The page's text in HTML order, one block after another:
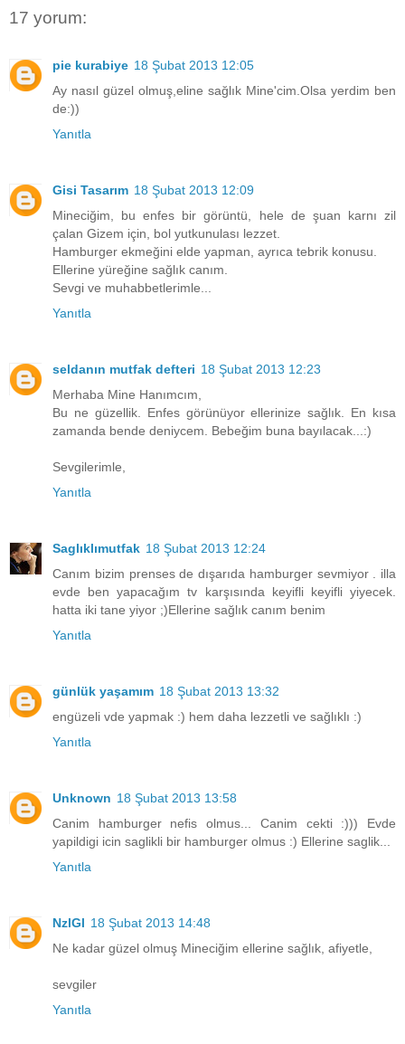
17 yorum:
pie kurabiye 18 Şubat 2013 12:05
Ay nasıl güzel olmuş,eline sağlık Mine'cim.Olsa yerdim ben
de:))
Yanıtla
Gisi Tasarım 18 Şubat 2013 12:09
Mineciğim, bu enfes bir görüntü, hele de şuan karnı zil
çalan Gizem için, bol yutkunulası lezzet.
Hamburger ekmeğini elde yapman, ayrıca tebrik konusu.
Ellerine yüreğine sağlık canım.
Sevgi ve muhabbetlerimle...
Yanıtla
seldanın mutfak defteri 18 Şubat 2013 12:23
Merhaba Mine Hanımcım,
Bu ne güzellik. Enfes görünüyor ellerinize sağlık. En kısa
zamanda bende deniycem. Bebeğim buna bayılacak...:)
Sevgilerimle,
Yanıtla
Saglıklımutfak 18 Şubat 2013 12:24
Canım bizim prenses de dışarıda hamburger sevmiyor . illa
evde ben yapacağım tv karşısında keyifli keyifli yiyecek.
hatta iki tane yiyor ;)Ellerine sağlık canım benim
Yanıtla
günlük yaşamım 18 Şubat 2013 13:32
engüzeli vde yapmak :) hem daha lezzetli ve sağlıklı :)
Yanıtla
Unknown 18 Şubat 2013 13:58
Canim hamburger nefis olmus... Canim cekti :))) Evde
yapildigi icin saglikli bir hamburger olmus :) Ellerine saglik...
Yanıtla
NzlGl 18 Şubat 2013 14:48
Ne kadar güzel olmuş Mineciğim ellerine sağlık, afiyetle,
sevgiler
Yanıtla